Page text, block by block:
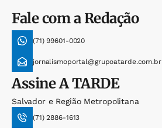
Fale com a Redação
(71) 99601-0020
jornalismoportal@grupoatarde.com.br
AssineA TARDE
Salvador e Região Metropolitana
(71) 2886-1613